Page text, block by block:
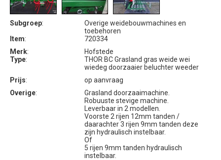
Subgroep:
Overige weidebouwmachines en
toebehoren
Item:
720334
Merk:
Hofstede
Type:
THOR BC Grasland gras weide wei
wiedeg doorzaaier beluchter weeder
Prijs:
op aanvraag
Overige:
Grasland doorzaaimachine.
Robuuste stevige machine.
Leverbaar in 2 modellen.
Voorste 2 rijen 12mm tanden /
daarachter 3 rijen 9mm tanden deze
zijn hydraulisch instelbaar.
Of
5 rijen 9mm tanden hydraulisch
instelbaar.